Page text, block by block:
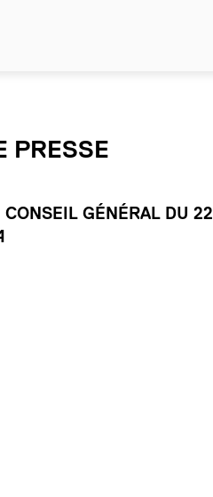
PRESSE
CONSEIL GÉNÉRAL DU 22